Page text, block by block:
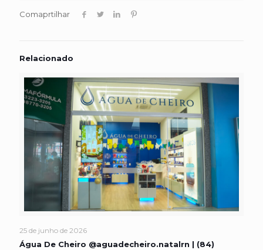
Comaprtilhar
Relacionado
25 de junho de 2026
Água De Cheiro @aguadecheiro.natalrn | (84)